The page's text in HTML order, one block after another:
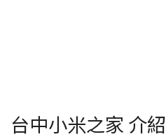
台中小米之家 介紹